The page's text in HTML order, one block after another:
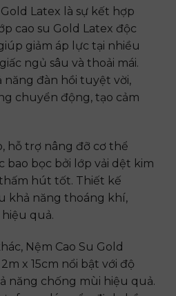
Latex là sự kết hợp
cao su Gold Latex độc
giảm áp lực tại nhiều
ngủ sâu và thoải mái.
năng đàn hồi tuyệt vời,
chuyển động, tạo cảm
hỗ trợ nâng đỡ cơ thể
bao bọc bởi lớp vải dệt kim
hút tốt. Thiết kế
khả năng thoáng khí,
quả.
Nệm Cao Su Gold
x 15cm nổi bật với độ
năng chống mùi hiệu quả.